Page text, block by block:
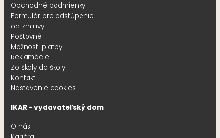
Obchodné podmienky
Formulár pre odstúpenie
od zmluvy
Poštovné
Možnosti platby
Reklamácie
Zo školy do školy
Kontakt
Nastavenie cookies
IKAR - vydavateľský dom
O nás